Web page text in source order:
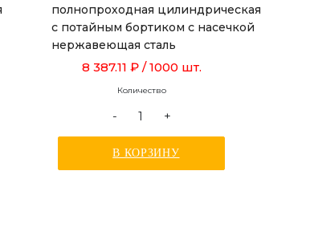
полнопроходная цилиндрическая
с потайным бортиком с насечкой
нержавеющая сталь
8 387.11 ₽ / 1000 шт.
Количество
- +
В КОРЗИНУ